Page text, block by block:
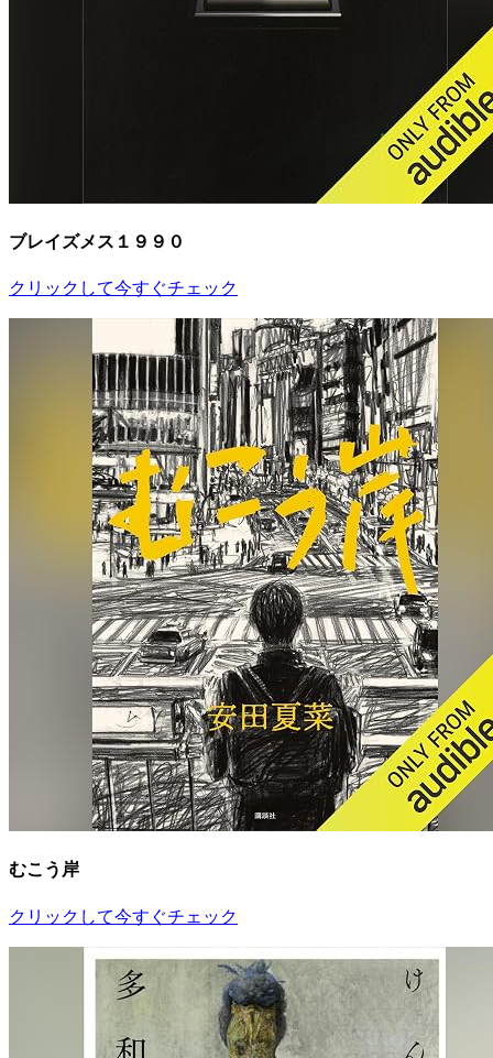
ブレイズメス１９９０
クリックして今すぐチェック
むこう岸
クリックして今すぐチェック